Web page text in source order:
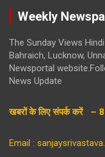
Weekly
The Sunday Views
Bahraich, Lucknow,
Newsportal
News Update
खबरों के लिए संपर्क करें –
Email :